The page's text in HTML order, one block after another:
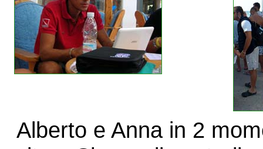
Alberto e Anna in 2